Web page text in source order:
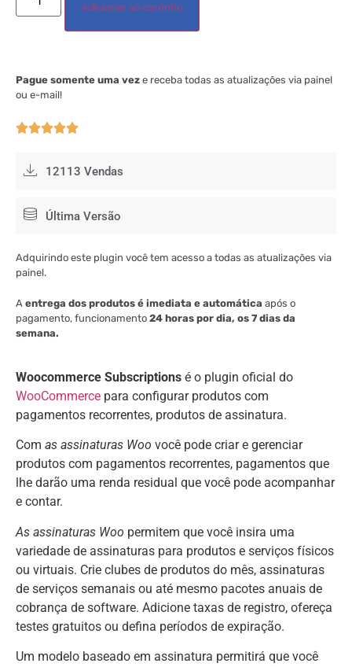
Woocommerce Subscriptions é o plugin oficial do
WooCommerce para configurar produtos com
pagamentos recorrentes, produtos de assinatura.
Com as assinaturas Woo você pode criar e gerenciar
produtos com pagamentos recorrentes, pagamentos que
lhe darão uma renda residual que você pode acompanhar
e contar.
As assinaturas Woo permitem que você insira uma
variedade de assinaturas para produtos e serviços físicos
ou virtuais. Crie clubes de produtos do mês, assinaturas
de serviços semanais ou até mesmo pacotes anuais de
cobrança de software. Adicione taxas de registro, ofereça
testes gratuitos ou defina períodos de expiração.
Um modelo baseado em assinatura permitirá que você
Adicionar ao carrinho
Pague somente uma vez e receba todas as atualizações via painel
ou e-mail!

12113 Vendas
Última Versão
Adquirindo este plugin você tem acesso a todas as atualizações via
painel.
A entrega dos produtos é imediata e automática após o
pagamento, funcionamento 24 horas por dia, os 7 dias da
semana.